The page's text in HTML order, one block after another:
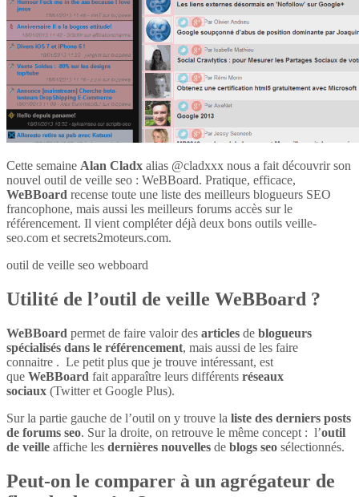
Cette semaine Alan Cladx alias @cladxxx nous a fait découvrir son
nouvel outil de veille seo : WeBBoard. Pratique, efficace,
WeBBoard recense toute une liste des meilleurs blogueurs SEO
francophone, mais aussi les meilleurs forums accès sur le
référencement. Il vient compléter déjà deux bons outils veille-
seo.com et secrets2moteurs.com.
outil de veille seo webboard
Utilité de l’outil de veille WeBBoard ?
WeBBoard permet de faire valoir des articles de blogueurs
spécialisés dans le référencement, mais aussi de les faire
connaitre . Le petit plus que je trouve intéressant, est
que WeBBoard fait apparaître leurs différents réseaux
sociaux (Twitter et Google Plus).
Sur la partie gauche de l’outil on y trouve la liste des derniers posts
de forums seo. Sur la droite, on retrouve le même concept : l’outil
de veille affiche les dernières nouvelles de blogs seo sélectionnés.
Peut-on le comparer à un agrégateur de